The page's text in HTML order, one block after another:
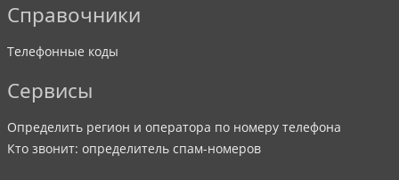
Справочники
Телефонные коды
Сервисы
Определить регион и оператора по номеру телефона
Кто звонит: определитель спам-номеров